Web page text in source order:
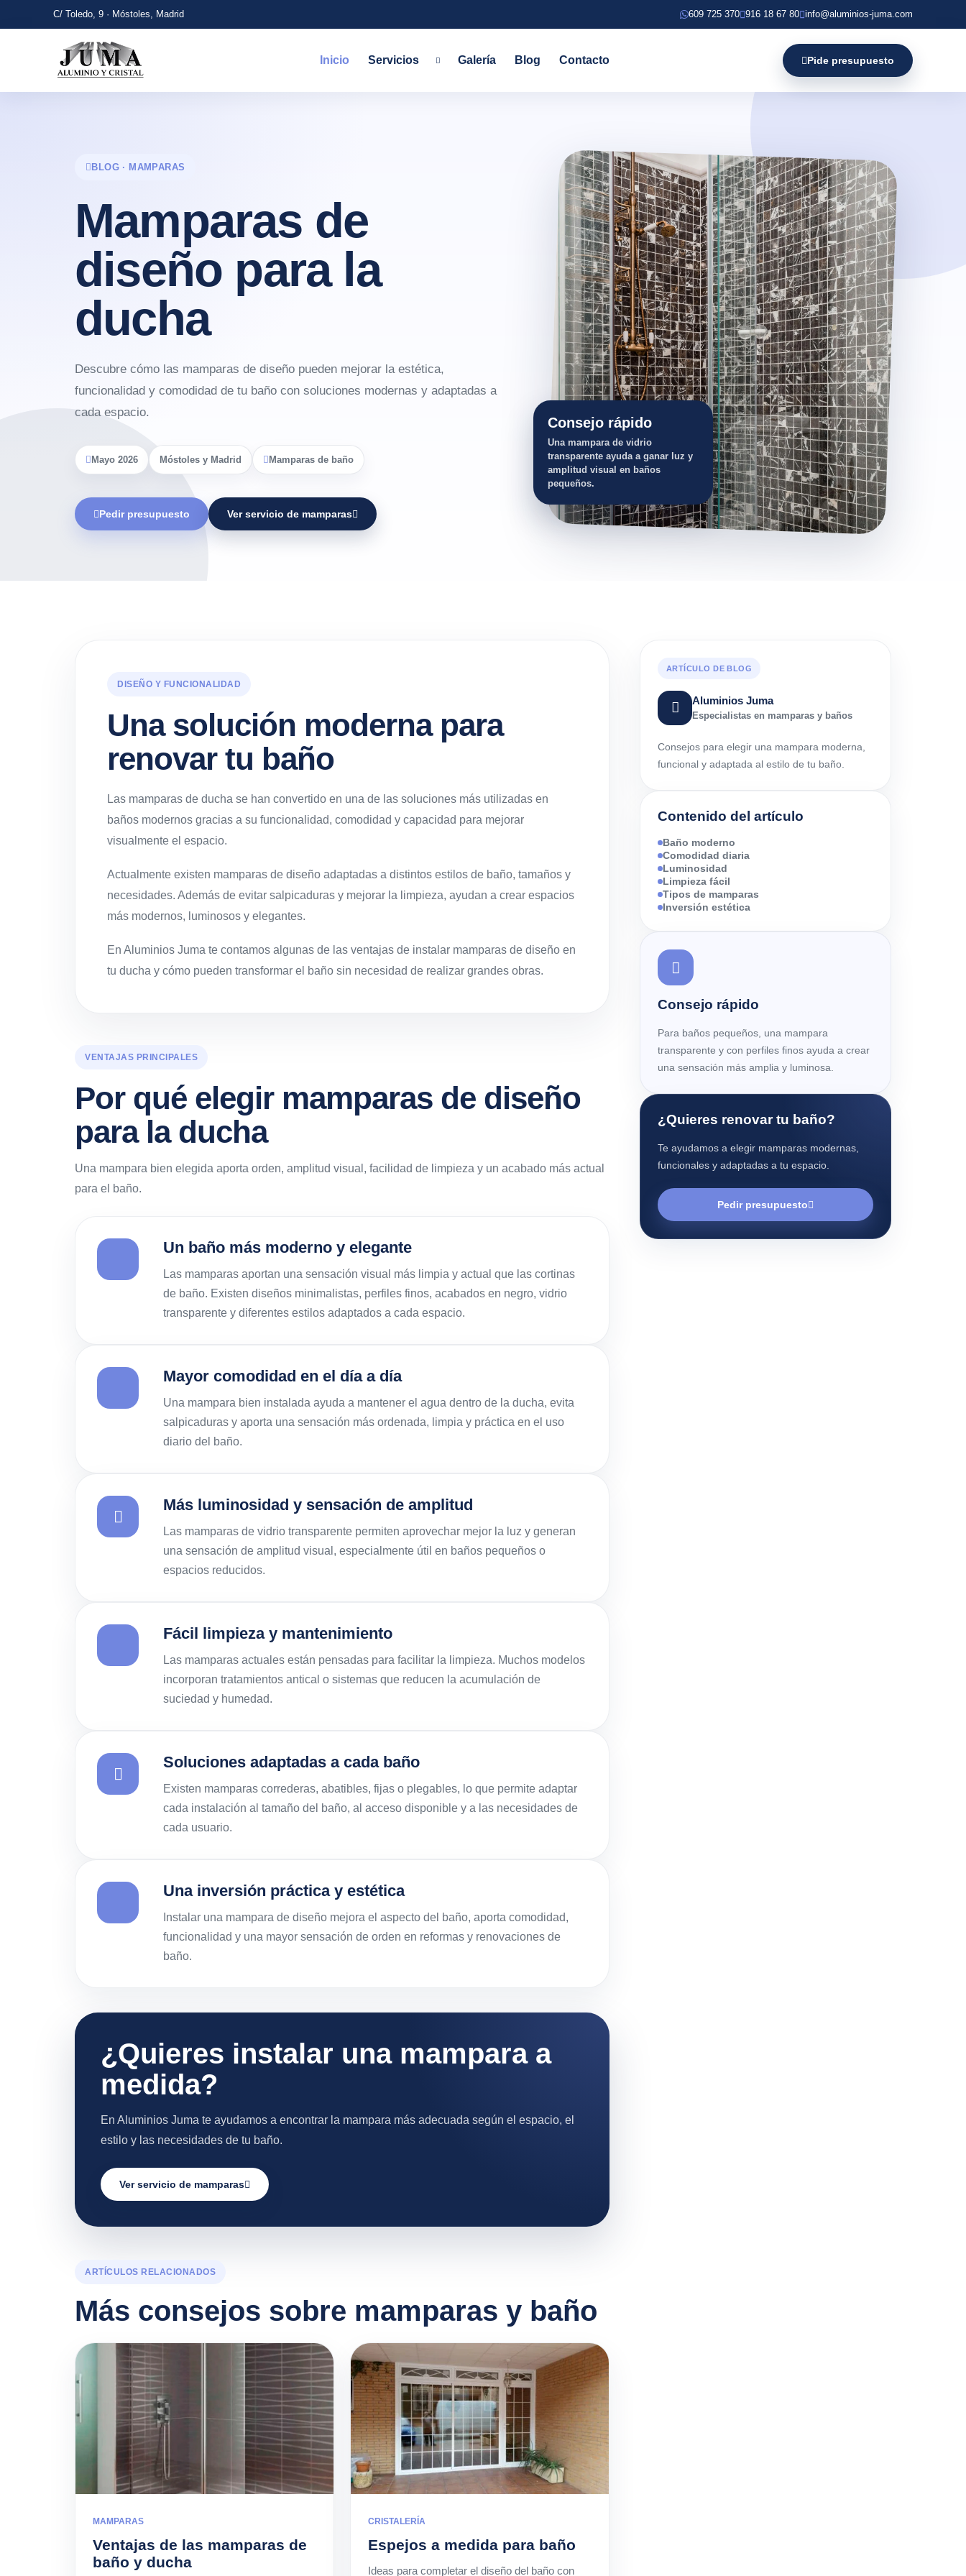
C/ Toledo, 9 · Móstoles, Madrid 609 725 370 916 18 67 80 info@aluminios-juma.com
Inicio Servicios Galería Blog Contacto Pide presupuesto
BLOG · MAMPARAS
Mamparas de
diseño para la
ducha
Descubre cómo las mamparas de diseño pueden mejorar la estética,
funcionalidad y comodidad de tu baño con soluciones modernas y adaptadas a
cada espacio.
Mayo 2026 Móstoles y Madrid Mamparas de baño
Pedir presupuesto Ver servicio de mamparas
Consejo rápido
Una mampara de vidrio
transparente ayuda a ganar luz y
amplitud visual en baños
pequeños.
DISEÑO Y FUNCIONALIDAD
Una solución moderna para
renovar tu baño
Las mamparas de ducha se han convertido en una de las soluciones más utilizadas en
baños modernos gracias a su funcionalidad, comodidad y capacidad para mejorar
visualmente el espacio.
Actualmente existen mamparas de diseño adaptadas a distintos estilos de baño, tamaños y
necesidades. Además de evitar salpicaduras y mejorar la limpieza, ayudan a crear espacios
más modernos, luminosos y elegantes.
En Aluminios Juma te contamos algunas de las ventajas de instalar mamparas de diseño en
tu ducha y cómo pueden transformar el baño sin necesidad de realizar grandes obras.
VENTAJAS PRINCIPALES
Por qué elegir mamparas de diseño
para la ducha
Una mampara bien elegida aporta orden, amplitud visual, facilidad de limpieza y un acabado más actual
para el baño.
Un baño más moderno y elegante
Las mamparas aportan una sensación visual más limpia y actual que las cortinas
de baño. Existen diseños minimalistas, perfiles finos, acabados en negro, vidrio
transparente y diferentes estilos adaptados a cada espacio.
Mayor comodidad en el día a día
Una mampara bien instalada ayuda a mantener el agua dentro de la ducha, evita
salpicaduras y aporta una sensación más ordenada, limpia y práctica en el uso
diario del baño.
Más luminosidad y sensación de amplitud
Las mamparas de vidrio transparente permiten aprovechar mejor la luz y generan
una sensación de amplitud visual, especialmente útil en baños pequeños o
espacios reducidos.
Fácil limpieza y mantenimiento
Las mamparas actuales están pensadas para facilitar la limpieza. Muchos modelos
incorporan tratamientos antical o sistemas que reducen la acumulación de
suciedad y humedad.
Soluciones adaptadas a cada baño
Existen mamparas correderas, abatibles, fijas o plegables, lo que permite adaptar
cada instalación al tamaño del baño, al acceso disponible y a las necesidades de
cada usuario.
Una inversión práctica y estética
Instalar una mampara de diseño mejora el aspecto del baño, aporta comodidad,
funcionalidad y una mayor sensación de orden en reformas y renovaciones de
baño.
¿Quieres instalar una mampara a
medida?
En Aluminios Juma te ayudamos a encontrar la mampara más adecuada según el espacio, el
estilo y las necesidades de tu baño.
Ver servicio de mamparas
ARTÍCULOS RELACIONADOS
Más consejos sobre mamparas y baño
MAMPARAS
Ventajas de las mamparas de
baño y ducha
CRISTALERÍA
Espejos a medida para baño
Ideas para completar el diseño del baño con
ARTÍCULO DE BLOG
Aluminios Juma
Especialistas en mamparas y baños
Consejos para elegir una mampara moderna,
funcional y adaptada al estilo de tu baño.
Contenido del artículo
Baño moderno
Comodidad diaria
Luminosidad
Limpieza fácil
Tipos de mamparas
Inversión estética
Consejo rápido
Para baños pequeños, una mampara
transparente y con perfiles finos ayuda a crear
una sensación más amplia y luminosa.
¿Quieres renovar tu baño?
Te ayudamos a elegir mamparas modernas,
funcionales y adaptadas a tu espacio.
Pedir presupuesto